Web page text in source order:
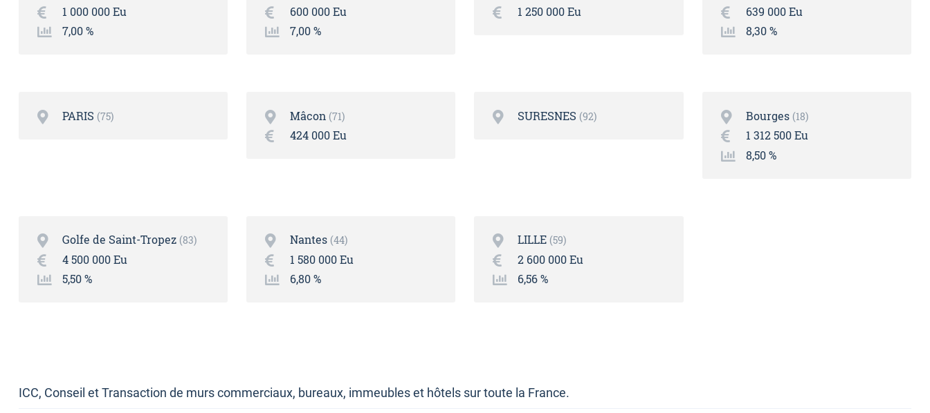
1 000 000 Eu
7,00 %
600 000 Eu
7,00 %
1 250 000 Eu
639 000 Eu
8,30 %
PARIS 75 Mâcon 71
424 000 Eu
SURESNES 92 Bourges 18
1 312 500 Eu
8,50 %
Golfe de Saint-Tropez 83
4 500 000 Eu
5,50 %
Nantes 44
1 580 000 Eu
6,80 %
LILLE 59
2 600 000 Eu
6,56 %
ICC, Conseil et Transaction de murs commerciaux, bureaux, immeubles et hôtels sur toute la France.